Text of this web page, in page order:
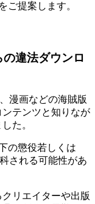
ご提案します。
違法ダウンロ
漫画などの海賊版
テンツと知りなが
た。
の懲役若しくは
される可能性があ
リエイターや出版